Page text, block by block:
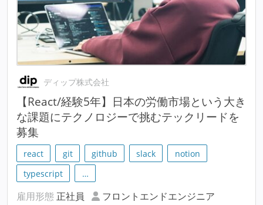
ディップ株式会社
【React/経験5年】日本の労働市場という大き
な課題にテクノロジーで挑むテックリードを
募集
react git github slack
notion
typescript
…
雇用形態 正社員
フロントエンドエンジニア